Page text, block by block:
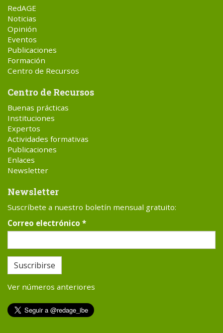
RedAGE
Noticias
Opinión
Eventos
Publicaciones
Formación
Centro de Recursos
Centro de Recursos
Buenas prácticas
Instituciones
Expertos
Actividades formativas
Publicaciones
Enlaces
Newsletter
Newsletter
Suscríbete a nuestro boletín mensual gratuito:
Correo electrónico *
Suscribirse
Ver números anteriores